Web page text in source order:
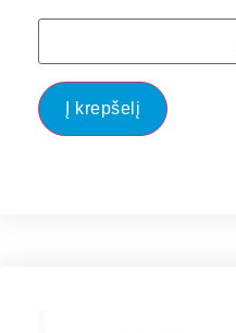
Į krepšelį